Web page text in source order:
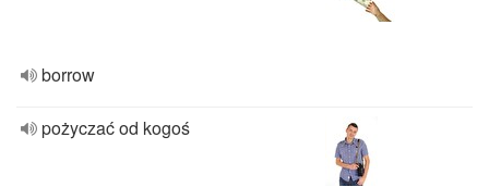
borrow
pożyczać od kogoś